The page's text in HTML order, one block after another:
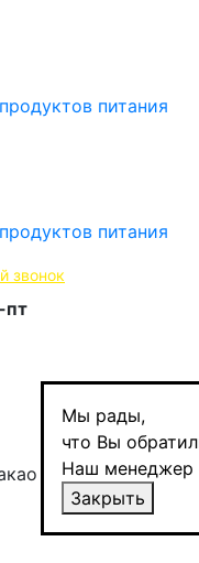
звонок
пт
Мы рады,
что Вы
Наш менеджер
Закрыть
и горьким